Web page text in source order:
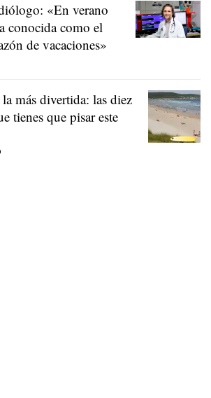
«En verano
conocida como el
de vacaciones»
más divertida: las diez
tienes que pisar este